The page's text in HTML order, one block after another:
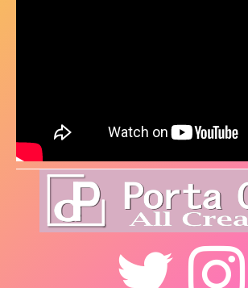
Instagram